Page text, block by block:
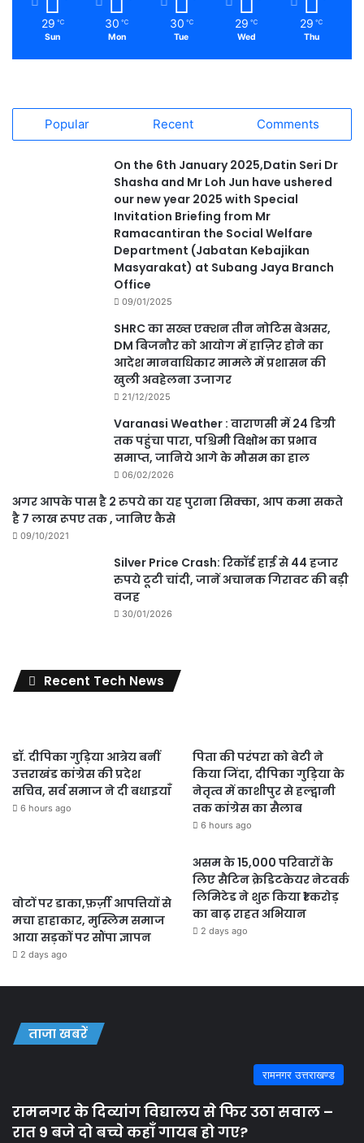
29 ℃
Sun
30 ℃
Mon
30 ℃
Tue
29 ℃
Wed
29 ℃
Thu
Popular Recent Comments
On the 6th January 2025,Datin Seri Dr
Shasha and Mr Loh Jun have ushered
our new year 2025 with Special
Invitation Briefing from Mr
Ramacantiran the Social Welfare
Department (Jabatan Kebajikan
Masyarakat) at Subang Jaya Branch
Office
09/01/2025
SHRC का सख्त एक्शन तीन नोटिस बेअसर,
DM बिजनौर को आयोग में हाज़िर होने का
आदेश मानवाधिकार मामले में प्रशासन की
खुली अवहेलना उजागर
21/12/2025
Varanasi Weather : वाराणसी में 24 डिग्री
तक पहुंचा पारा, पश्चिमी विक्षोभ का प्रभाव
समाप्त, जानिये आगे के मौसम का हाल
06/02/2026
अगर आपके पास है 2 रुपये का यह पुराना सिक्का, आप कमा सकते
है 7 लाख रूपए तक , जानिए कैसे
09/10/2021
Silver Price Crash: रिकॉर्ड हाई से 44 हजार
रुपये टूटी चांदी, जानें अचानक गिरावट की बड़ी
वजह
30/01/2026
Recent Tech News
डॉ. दीपिका गुड़िया आत्रेय बनीं
उत्तराखंड कांग्रेस की प्रदेश
सचिव, सर्व समाज ने दी बधाइयाँ
6 hours ago
पिता की परंपरा को बेटी ने
किया जिंदा, दीपिका गुड़िया के
नेतृत्व में काशीपुर से हल्द्वानी
तक कांग्रेस का सैलाब
6 hours ago
वोटों पर डाका,फ़र्ज़ी आपत्तियों से
मचा हाहाकार, मुस्लिम समाज
आया सड़कों पर सौंपा ज्ञापन
2 days ago
असम के 15,000 परिवारों के
लिए सैटिन क्रेडिटकेयर नेटवर्क
लिमिटेड ने शुरू किया ₹1 करोड़
का बाढ़ राहत अभियान
2 days ago
ताजा खबरें
रामनगर उत्तराखण्ड
रामनगर के दिव्यांग विद्यालय से फिर उठा सवाल –
रात 9 बजे दो बच्चे कहाँ गायब हो गए?